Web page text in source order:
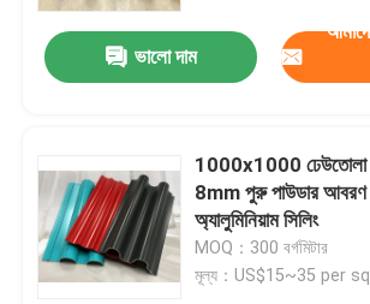
ভালো দাম
1000x1000 ঢেউতোলা
8mm পুরু পাউডার আবরণ
অ্যালুমিনিয়াম সিলিং
MOQ：300 বর্গমিটার
মূল্য：US$15~35 per